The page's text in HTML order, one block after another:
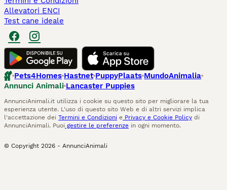
Allevatori ENCI
Test cane ideale
Pets4Homes Hastnet PuppyPlaats MundoAnimalia
Annunci Animali Lancaster Puppies
AnnunciAnimali.it utilizza i cookie su questo sito per migliorare la tua
esperienza utente. L'uso di questo sito Web e di altri servizi implica
l'accettazione dei Termini e Condizioni e Privacy e Cookie Policy di
AnnunciAnimali. Puoi gestire le preferenze in ogni momento.
© Copyright 2026 - AnnunciAnimali